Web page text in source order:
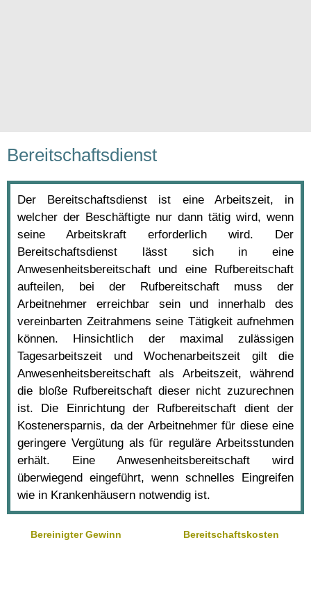
Bereitschaftsdienst
Der Bereitschaftsdienst ist eine Arbeitszeit, in
welcher der Beschäftigte nur dann tätig wird, wenn
seine Arbeitskraft erforderlich wird. Der
Bereitschaftsdienst lässt sich in eine
Anwesenheitsbereitschaft und eine Rufbereitschaft
aufteilen, bei der Rufbereitschaft muss der
Arbeitnehmer erreichbar sein und innerhalb des
vereinbarten Zeitrahmens seine Tätigkeit aufnehmen
können. Hinsichtlich der maximal zulässigen
Tagesarbeitszeit und Wochenarbeitszeit gilt die
Anwesenheitsbereitschaft als Arbeitszeit, während
die bloße Rufbereitschaft dieser nicht zuzurechnen
ist. Die Einrichtung der Rufbereitschaft dient der
Kostenersparnis, da der Arbeitnehmer für diese eine
geringere Vergütung als für reguläre Arbeitsstunden
erhält. Eine Anwesenheitsbereitschaft wird
überwiegend eingeführt, wenn schnelles Eingreifen
wie in Krankenhäusern notwendig ist.
Bereinigter Gewinn Bereitschaftskosten